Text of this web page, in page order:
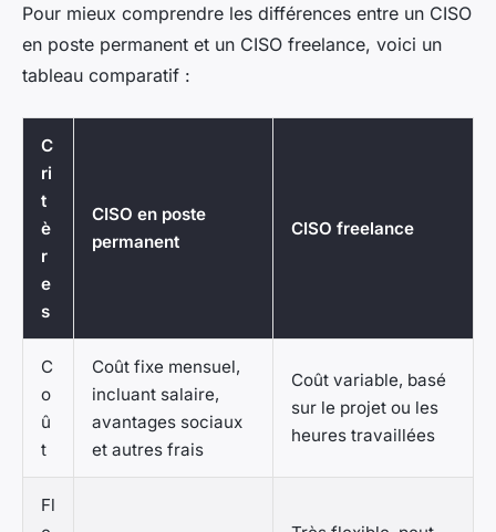
Pour mieux comprendre les différences entre un CISO
en poste permanent et un CISO freelance, voici un
tableau comparatif :
C
ri
t
è
r
e
s
CISO en poste
permanent
CISO freelance
C
o
û
t
Coût fixe mensuel,
incluant salaire,
avantages sociaux
et autres frais
Coût variable, basé
sur le projet ou les
heures travaillées
Fl